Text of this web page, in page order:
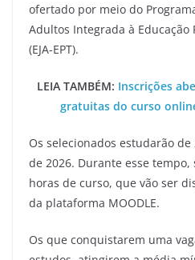
ofertado por meio do
Adultos Integrada à Educação
(EJA-EPT).
LEIA TAMBÉM: Inscrições
gratuitas do curso
Os selecionados estudarão
de 2026. Durante esse
horas de curso, que vão ser
da plataforma MOODLE.
Os que conquistarem uma